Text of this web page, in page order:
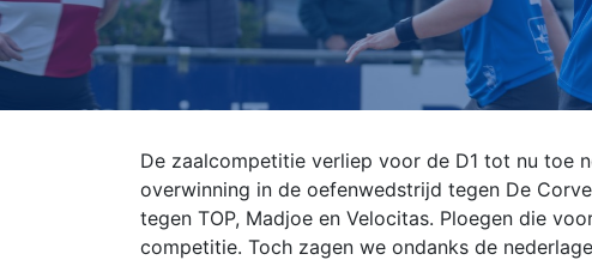
De zaalcompetitie verliep voor de D1 tot nu toe
overwinning in de oefenwedstrijd tegen De
tegen TOP, Madjoe en Velocitas. Ploegen die
competitie. Toch zagen we ondanks de